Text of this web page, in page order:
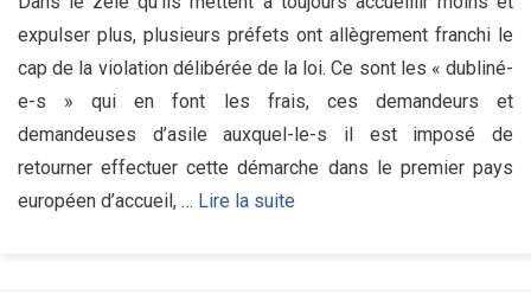
expulser plus, plusieurs préfets ont allègrement franchi le
cap de la violation délibérée de la loi. Ce sont les « dubliné-
e-s » qui en font les frais, ces demandeurs et
demandeuses d’asile auxquel-le-s il est imposé de
retourner effectuer cette démarche dans le premier pays
européen d’accueil, … Lire la suite